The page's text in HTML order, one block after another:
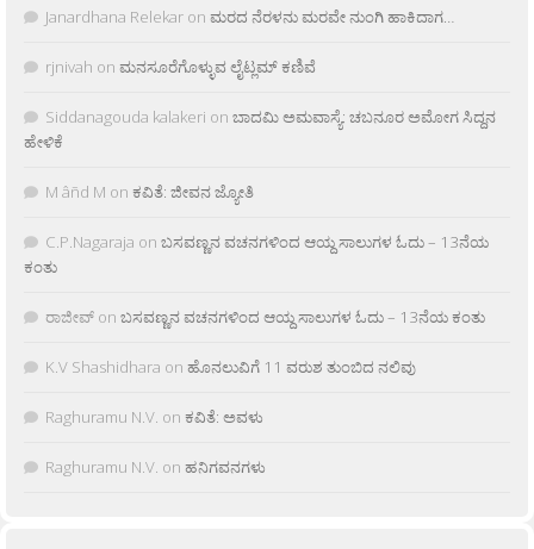
Janardhana Relekar on ಮರದ ನೆರಳನು ಮರವೇ ನುಂಗಿ ಹಾಕಿದಾಗ…
rjnivah on ಮನಸೂರೆಗೊಳ್ಳುವ ಲೈಟ್ಲಮ್ ಕಣಿವೆ
Siddanagouda kalakeri on ಬಾದಮಿ ಅಮವಾಸ್ಯೆ: ಚಬನೂರ ಅಮೋಗ ಸಿದ್ದನ
ಹೇಳಿಕೆ
M âñd M on ಕವಿತೆ: ಜೀವನ ಜ್ಯೋತಿ
C.P.Nagaraja on ಬಸವಣ್ಣನ ವಚನಗಳಿಂದ ಆಯ್ದ ಸಾಲುಗಳ ಓದು – 13ನೆಯ
ಕಂತು
ರಾಜೀವ್ on ಬಸವಣ್ಣನ ವಚನಗಳಿಂದ ಆಯ್ದ ಸಾಲುಗಳ ಓದು – 13ನೆಯ ಕಂತು
K.V Shashidhara on ಹೊನಲುವಿಗೆ 11 ವರುಶ ತುಂಬಿದ ನಲಿವು
Raghuramu N.V. on ಕವಿತೆ: ಅವಳು
Raghuramu N.V. on ಹನಿಗವನಗಳು